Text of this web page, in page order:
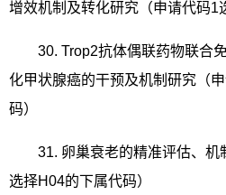
增效机制及转化研究（申请代码1
30. Trop2抗体偶联药物联合
化甲状腺癌的干预及机制研究（
码）
31. 卵巢衰老的精准评估、机
选择H04的下属代码）